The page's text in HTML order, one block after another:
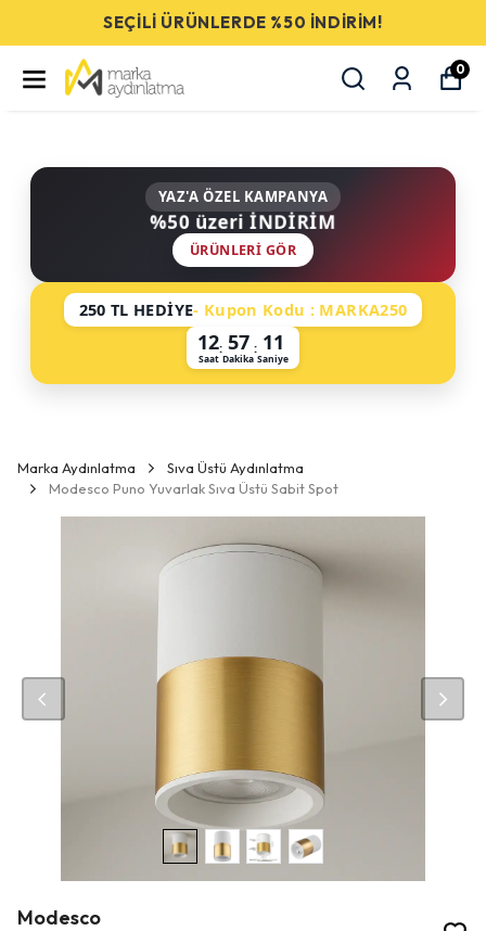
SEÇİLİ ÜRÜNLERDE %50 İNDİRİM!
0
YAZ'A ÖZEL KAMPANYA
%50 üzeri İNDİRİM
ÜRÜNLERI GÖR
250 TL HEDİYE- Kupon Kodu : MARKA250
12
Saat
: 57
Dakika
: 10
Saniye
Marka Aydınlatma
Sıva Üstü Aydınlatma
Modesco Puno Yuvarlak Sıva Üstü Sabit Spot
Modesco